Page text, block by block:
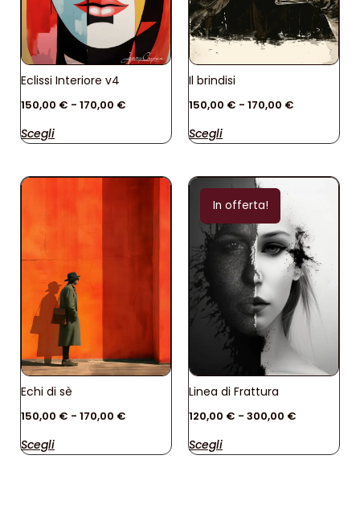
Eclissi Interiore v4
150,00 € - 170,00 €
Scegli
Il brindisi
150,00 € - 170,00 €
Scegli
Echi di sè
150,00 € - 170,00 €
Scegli
In offerta!
Linea di Frattura
120,00 € - 300,00 €
Scegli